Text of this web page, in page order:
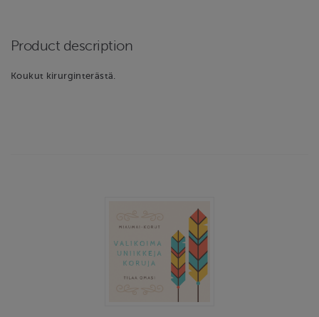
Product description
Koukut kirurginterästä.